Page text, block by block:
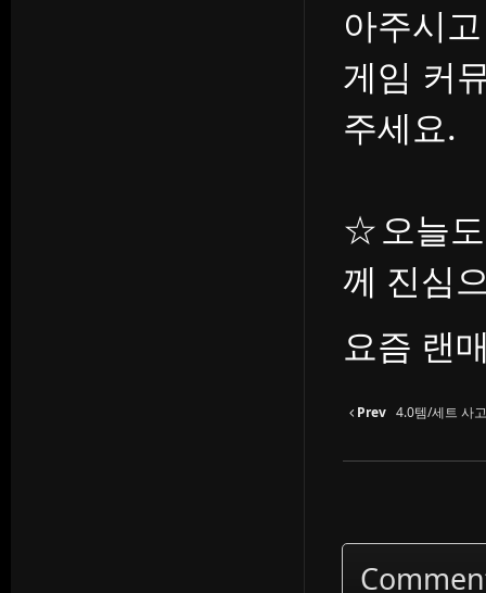
아주시
게임 커
주세요.
☆오늘도
께 진심
요즘 랜
Prev 4.0템/세트 사